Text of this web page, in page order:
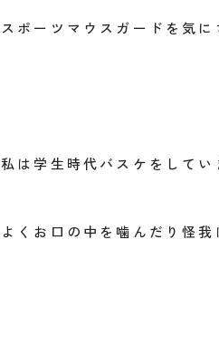
スポーツマウスガードを気
私は学生時代バスケをして
よくお口の中を噛んだり怪